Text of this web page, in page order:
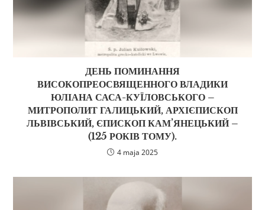
ДЕНЬ ПОМИНАННЯ
ВИСОКОПРЕОСВЯЩЕННОГО ВЛАДИКИ
ЮЛІАНА САСА-КУЇЛОВСЬКОГО –
МИТРОПОЛИТ ГАЛИЦЬКИЙ, АРХІЄПИСКОП
ЛЬВІВСЬКИЙ, ЄПИСКОП КАМ’ЯНЕЦЬКИЙ –
(125 РОКІВ ТОМУ).
4 maja 2025